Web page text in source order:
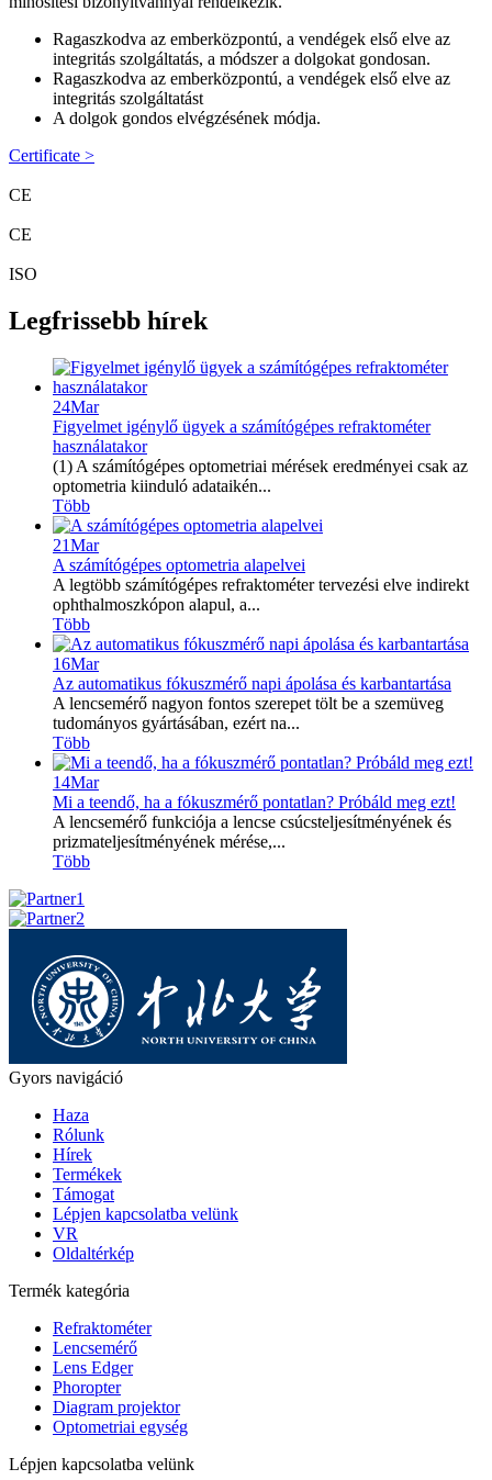
Ragaszkodva az emberközpontú, a vendégek első elve az
integritás szolgáltatás, a módszer a dolgokat gondosan.
Ragaszkodva az emberközpontú, a vendégek első elve az
integritás szolgáltatást
A dolgok gondos elvégzésének módja.
Certificate >
CE
CE
ISO
Legfrissebb hírek
24Mar
Figyelmet igénylő ügyek a számítógépes refraktométer
használatakor
(1) A számítógépes optometriai mérések eredményei csak az
optometria kiinduló adataikén...
Több
21Mar
A számítógépes optometria alapelvei
A legtöbb számítógépes refraktométer tervezési elve indirekt
ophthalmoszkópon alapul, a...
Több
16Mar
Az automatikus fókuszmérő napi ápolása és karbantartása
A lencsemérő nagyon fontos szerepet tölt be a szemüveg
tudományos gyártásában, ezért na...
Több
14Mar
Mi a teendő, ha a fókuszmérő pontatlan? Próbáld meg ezt!
A lencsemérő funkciója a lencse csúcsteljesítményének és
prizmateljesítményének mérése,...
Több
Gyors navigáció
Haza
Rólunk
Hírek
Termékek
Támogat
Lépjen kapcsolatba velünk
VR
Oldaltérkép
Termék kategória
Refraktométer
Lencsemérő
Lens Edger
Phoropter
Diagram projektor
Optometriai egység
Lépjen kapcsolatba velünk